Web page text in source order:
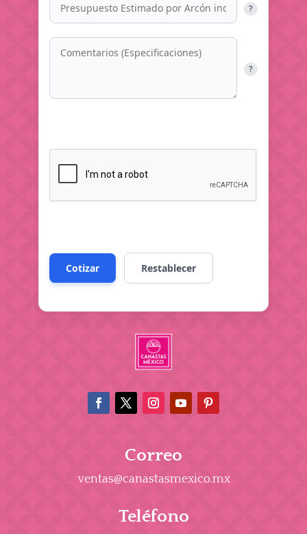
?
?
Correo
ventas@canastasmexico.mx
Teléfono